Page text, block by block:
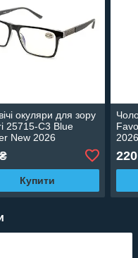
окуляри для зору
25715-C3 Blue
New 2026
Купити
220